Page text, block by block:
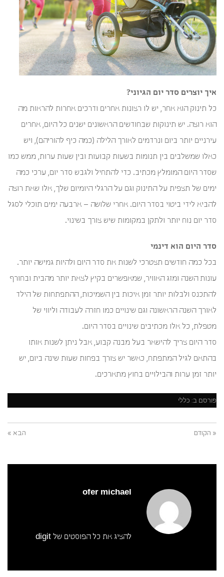
איך יוצרים סדר יום הגיוני?
כל תינוק הוא אחר, יש לו רצונות אחרים ודרכים אחרות להראות מה
הוא רוצה. יש תינוקות שבחודשים הראשונים ישנים כל היום, אחרים
עירניים יותר ביום ונרדמים לאורך הלילה (כמה כיף להוריהם), ויש
כאלו שמשלבים בין תנומות בשעות קבועות ובין שעות ערות, ממש כמו
שסדר היום המומלץ מכתיב. כדי להתחיל ולגבש סדר יום, ערכי כמה
ימים של תצפית על התינוק וגם על הרגלי היומיום שלך, אלו שאת רוצה
להביא לידי ביטוי בסדר היום. אחרי שלושה – ארבעה ימים תוכלי לסגל
סדר יום נוח יותר ולתקן במקומות שיש צורך בשינוי.
סדר היום הוא דינמי
בכל כמה חודשים תצטרכי לשנות את סדר היום ולהיות גמישה יותר.
עונות השנה ומזג האוויר, שמאפשרים בקיץ לצאת יותר מהבית ובחורף
להתכנס ולבלות יותר זמן איכות בין השמיכות, ההתפתחות של הילד
לאורך השנה הראשונה וגם שינויים כמו חזרה לעבודה וליווי של
מטפלת, כל אלו מכתיבים שינויים בסדר היום.
סדר היום צריך להישאר בעל מבנה קבוע, אבל ניתן לשנות אותו
בהתאם לגיל המתפתח, כאשר יש צורך בפחות שעות שינה ביום, יש
יותר זמן ערות והבילויים בחוץ מתארכים.
פורסם ב: כללי
« הקודם הבא »
ofer michael
להציג את כל הפוסטים של digit